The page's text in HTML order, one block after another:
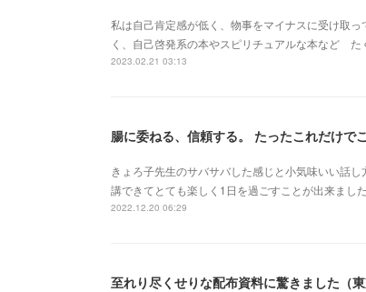
私は自己肯定感が低く、物事をマイナスに受け取
く、自己啓発系の本やスピリチュアルな本など た
2023.02.21 03:13
腸に委ねる、信頼する。 たったこれだけ
きょろ子先生のサバサバした感じと小気味いい話
講できてとても楽しく1日を過ごすことが出来まし
2022.12.20 06:29
至れり尽くせりな配布資料に驚きました（